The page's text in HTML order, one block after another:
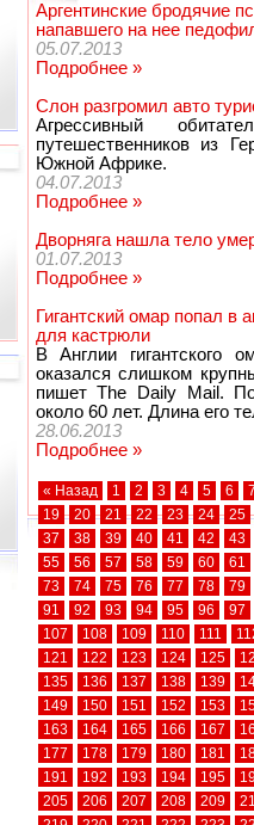
Аргентинские бродячие
напавшего на нее
05.07.2013
Подробнее »
Слон разгромил авто
Агрессивный
путешественников из
Южной Африке.
04.07.2013
Подробнее »
Дворняга нашла тело
01.07.2013
Подробнее »
Гигантский омар попал
для кастрюли
В Англии гигантского
оказался слишком
пишет The Daily Mail.
около 60 лет. Длина его
28.06.2013
Подробнее »
« Назад 1 2 3 4 5 6
19
20 21 22 23 24
25
37
38 39 40 41 42
43
55
56 57 58 59 60
61
73
74 75 76 77 78
79
91
92 93 94 95 96
97
107
108 109 110 111
121
122 123 124 125
135
136 137 138 139
149
150 151 152 153
163
164 165 166 167
177
178 179 180 181
191
192 193 194 195
205
206 207 208 209